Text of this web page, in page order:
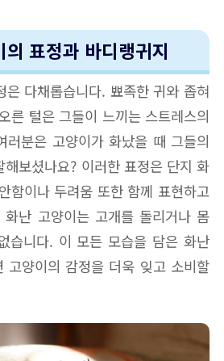
표정과 바디랭귀지
은 다채롭습니다. 뾰족한 귀와 좁혀
른 털은 그들이 느끼는 스트레스의
러분은 고양이가 화났을 때 그들의
보셨나요? 이러한 표정은 단지 화
함이나 두려움 또한 함께 표현하고
난 고양이는 고개를 돌리거나 몸
습니다. 이 모든 모습을 담은 화난
고양이의 감정을 더욱 잊고 소비할